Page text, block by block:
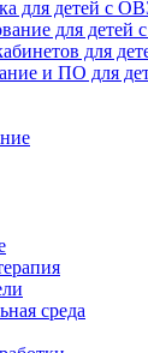
для детей с
для детей
для
и ПО для
среда